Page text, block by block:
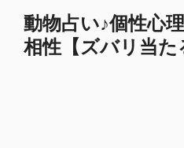
動物占い♪個性心
相性【ズバリ当た